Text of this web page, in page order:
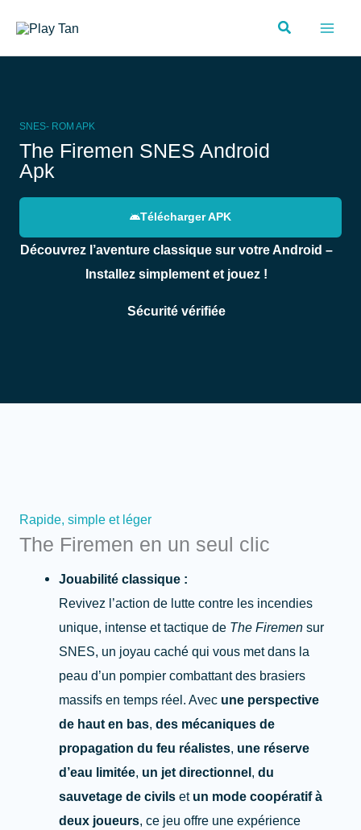
contenu
Rechercher
SNES- ROM APK
The Firemen SNES Android
Apk
Télécharger APK
Découvrez l’aventure classique sur votre Android –
Installez simplement et jouez !
Sécurité vérifiée
Rapide, simple et léger
The Firemen en un seul clic
Jouabilité classique :
Revivez l’action de lutte contre les incendies
unique, intense et tactique de The Firemen sur
SNES, un joyau caché qui vous met dans la
peau d’un pompier combattant des brasiers
massifs en temps réel. Avec une perspective
de haut en bas,des mécaniques de
propagation du feu réalistes, une réserve
d’eau limitée, un jet directionnel ,du
sauvetage de civils et un mode coopératif à
deux joueurs, ce jeu offre une expérience